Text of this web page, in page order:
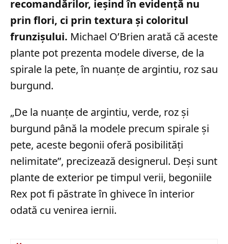
recomandărilor, ieșind în evidență nu
prin flori, ci prin textura și coloritul
frunzișului. Michael O’Brien arată că aceste
plante pot prezenta modele diverse, de la
spirale la pete, în nuanțe de argintiu, roz sau
burgund.
„De la nuanțe de argintiu, verde, roz și
burgund până la modele precum spirale și
pete, aceste begonii oferă posibilități
nelimitate”, precizează designerul. Deși sunt
plante de exterior pe timpul verii, begoniile
Rex pot fi păstrate în ghivece în interior
odată cu venirea iernii.